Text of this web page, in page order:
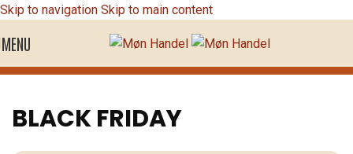
Skip to navigation Skip to main content
MENU
BLACK FRIDAY